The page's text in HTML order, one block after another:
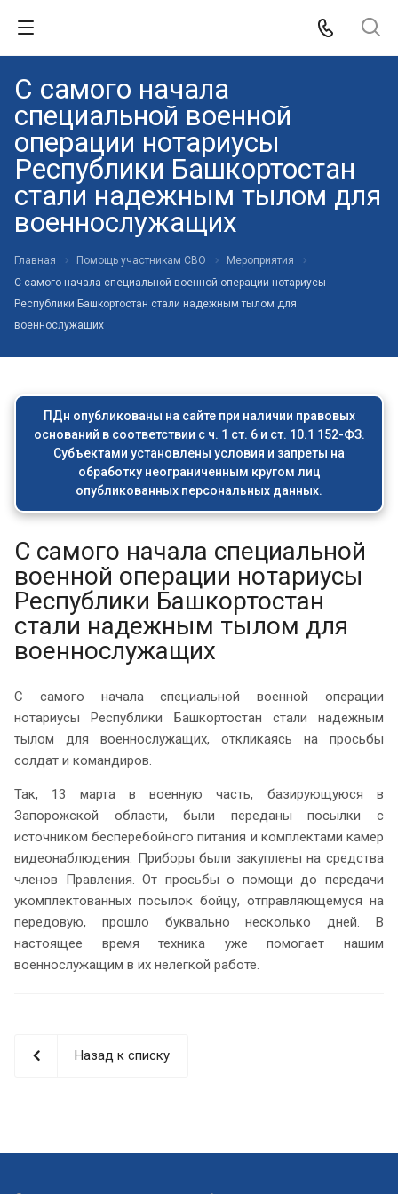
С самого начала
специальной военной
операции нотариусы
Республики Башкортостан
стали надежным тылом для
военнослужащих
Главная Помощь участникам СВО
Мероприятия
С самого начала специальной военной операции нотариусы
Республики Башкортостан стали надежным тылом для
военнослужащих
ПДн опубликованы на сайте при наличии правовых
оснований в соответствии с ч. 1 ст. 6 и ст. 10.1 152-ФЗ.
Субъектами установлены условия и запреты на
обработку неограниченным кругом лиц
опубликованных персональных данных.
С самого начала специальной
военной операции нотариусы
Республики Башкортостан
стали надежным тылом для
военнослужащих
С самого начала специальной военной операции
нотариусы Республики Башкортостан стали надежным
тылом для военнослужащих, откликаясь на просьбы
солдат и командиров.
Так, 13 марта в военную часть, базирующуюся в
Запорожской области, были переданы посылки с
источником бесперебойного питания и комплектами камер
видеонаблюдения. Приборы были закуплены на средства
членов Правления. От просьбы о помощи до передачи
укомплектованных посылок бойцу, отправляющемуся на
передовую, прошло буквально несколько дней. В
настоящее время техника уже помогает нашим
военнослужащим в их нелегкой работе.
Назад к списку